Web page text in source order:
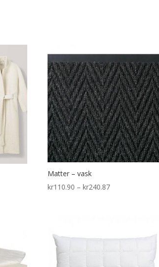
Matter – vask
kr110.90 – kr240.87Price
kr240.87